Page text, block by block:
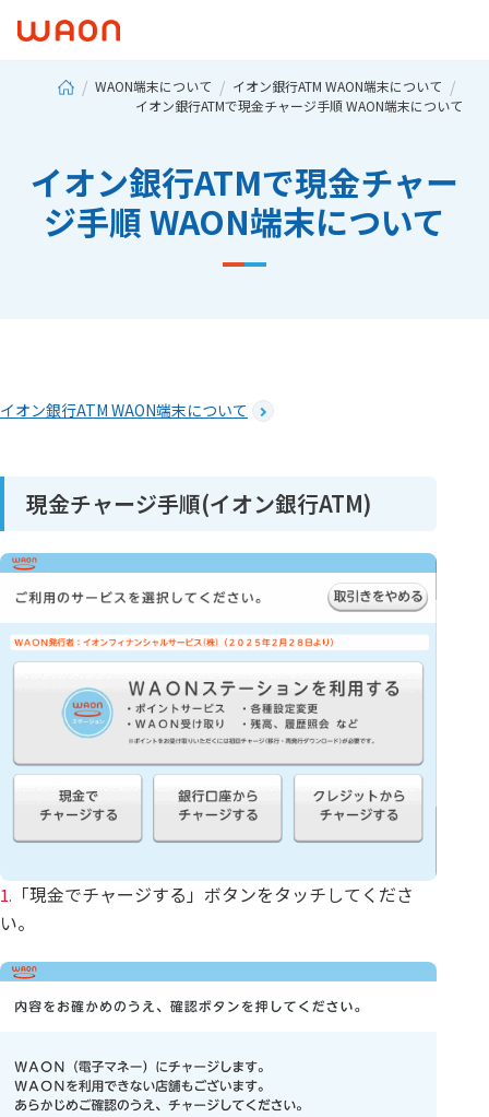
WAON端末について
イオン銀行ATM WAON端末について
イオン銀行ATMで現金チャージ手順 WAON端末について
イオン銀行ATMで現金チャー
ジ手順 WAON端末について
イオン銀行ATM WAON端末について
現金チャージ手順(イオン銀行ATM)
1. 「現金でチャージする」ボタンをタッチしてくださ
い。